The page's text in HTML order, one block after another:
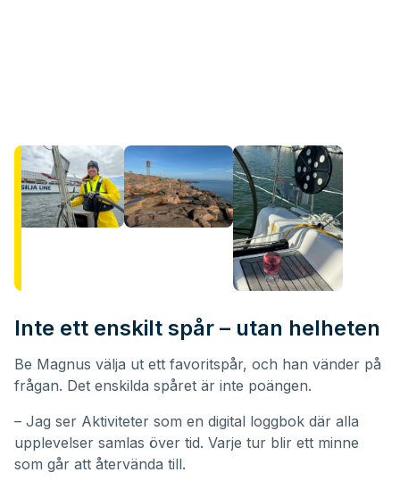
Inte ett enskilt spår – utan helheten
Be Magnus välja ut ett favoritspår, och han vänder på
frågan. Det enskilda spåret är inte poängen.
– Jag ser Aktiviteter som en digital loggbok där alla
upplevelser samlas över tid. Varje tur blir ett minne
som går att återvända till.